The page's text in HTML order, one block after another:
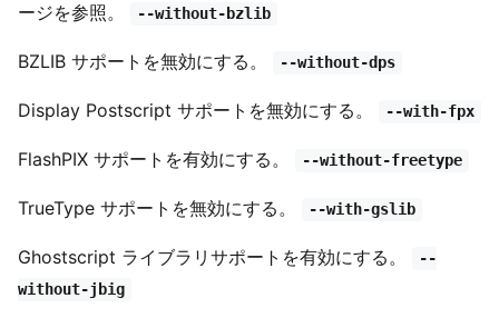
ージを参照。
--without-bzlib
BZLIB サポートを無効にする。 --without-dps
Display Postscript サポートを無効にする。 --with-fpx
FlashPIX サポートを有効にする。 --without-freetype
TrueType サポートを無効にする。 --with-gslib
Ghostscript ライブラリサポートを有効にする。
--
without-jbig